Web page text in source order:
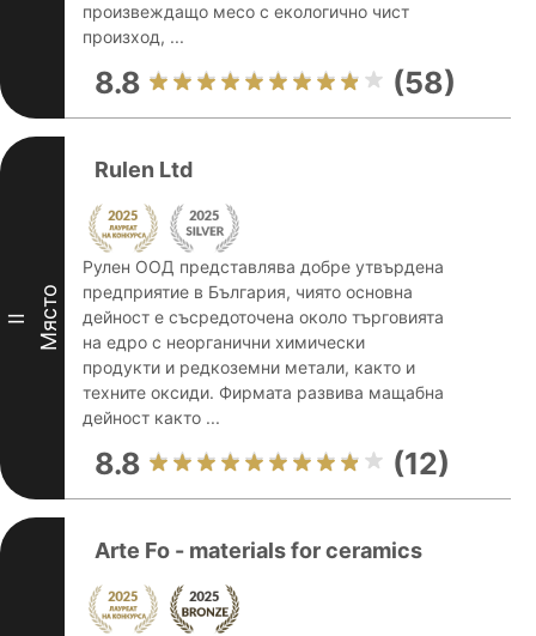
произвеждащо месо с екологично чист
произход, ...
8.8 (58)
II Място
Rulen Ltd
Рулен ООД представлява добре утвърдена
предприятие в България, чиято основна
дейност е съсредоточена около търговията
на едро с неорганични химически
продукти и редкоземни метали, както и
техните оксиди. Фирмата развива мащабна
дейност както ...
8.8 (12)
Arte Fo - materials for ceramics